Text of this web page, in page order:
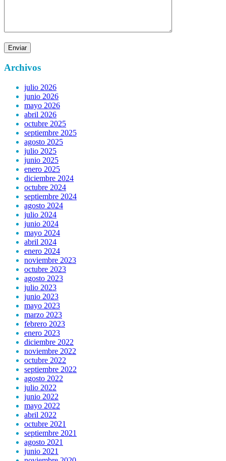
Archivos
julio 2026
junio 2026
mayo 2026
abril 2026
octubre 2025
septiembre 2025
agosto 2025
julio 2025
junio 2025
enero 2025
diciembre 2024
octubre 2024
septiembre 2024
agosto 2024
julio 2024
junio 2024
mayo 2024
abril 2024
enero 2024
noviembre 2023
octubre 2023
agosto 2023
julio 2023
junio 2023
mayo 2023
marzo 2023
febrero 2023
enero 2023
diciembre 2022
noviembre 2022
octubre 2022
septiembre 2022
agosto 2022
julio 2022
junio 2022
mayo 2022
abril 2022
octubre 2021
septiembre 2021
agosto 2021
junio 2021